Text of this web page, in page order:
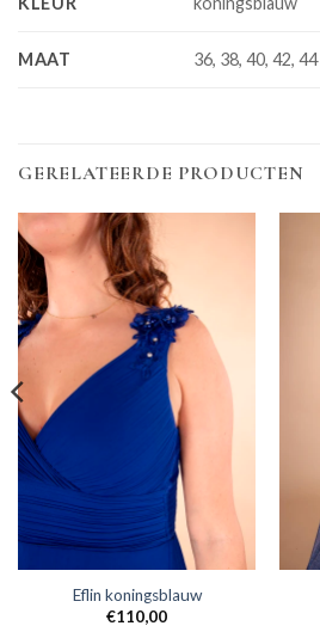
MAAT 36, 38, 40, 42, 44
GERELATEERDE PRODUCTEN
Eflin koningsblauw
€110,00